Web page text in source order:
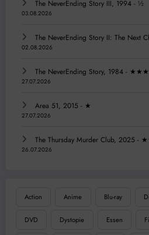
The NeverEnding Story III, 1994 - ½
03.08.2026
The NeverEnding Story II: The
02.08.2026
The NeverEnding Story, 1984 - ★★★
27.07.2026
Area 51, 2015 - ★
27.07.2026
The Thursday Murder Club, 2025 -
26.07.2026
Action Anime Blu-ray
DVD Dystopie Essen